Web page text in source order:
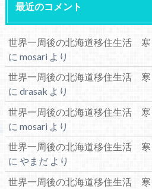
最近のコメント
世界一周後の北海道移住生活
に mosariより
世界一周後の北海道移住生活
に drasak より
世界一周後の北海道移住生活
に mosariより
世界一周後の北海道移住生活
に やまだより
世界一周後の北海道移住生活